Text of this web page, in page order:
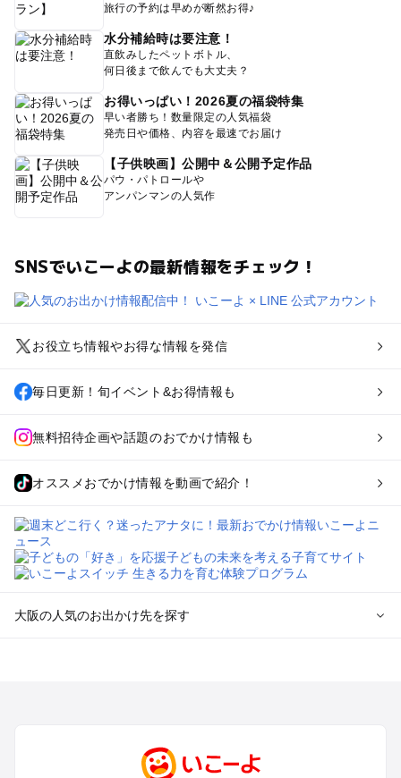
旅行の予約は早めが断然お得♪
水分補給時は要注意！
直飲みしたペットボトル、
何日後まで飲んでも大丈夫？
お得いっぱい！2026夏の福袋特集
早い者勝ち！数量限定の人気福袋
発売日や価格、内容を最速でお届け
【子供映画】公開中＆公開予定作品
パウ・パトロールや
アンパンマンの人気作
SNSでいこーよの最新情報をチェック！
お役立ち情報やお得な情報を発信
毎日更新！旬イベント&お得情報も
無料招待企画や話題のおでかけ情報も
オススメおでかけ情報を動画で紹介！
大阪の人気のお出かけ先を探す
梅田・キタ・淀屋橋・本町・福島のプールお出かけ